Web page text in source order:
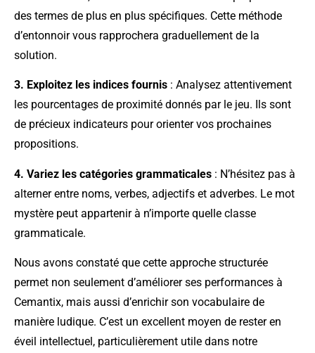
des termes de plus en plus spécifiques. Cette méthode
d’entonnoir vous rapprochera graduellement de la
solution.
3. Exploitez les indices fournis : Analysez attentivement
les pourcentages de proximité donnés par le jeu. Ils sont
de précieux indicateurs pour orienter vos prochaines
propositions.
4. Variez les catégories grammaticales : N’hésitez pas à
alterner entre noms, verbes, adjectifs et adverbes. Le mot
mystère peut appartenir à n’importe quelle classe
grammaticale.
Nous avons constaté que cette approche structurée
permet non seulement d’améliorer ses performances à
Cemantix, mais aussi d’enrichir son vocabulaire de
manière ludique. C’est un excellent moyen de rester en
éveil intellectuel, particulièrement utile dans notre